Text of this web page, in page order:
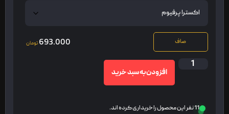
صاف 693.000 تومان
افزودن به سبد خرید
11 نفر این محصول را خریداری کرده اند.